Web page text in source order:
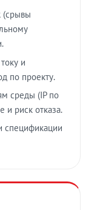
(срывы
и
по проекту.
среды (IP по
и риск отказа.
спецификации